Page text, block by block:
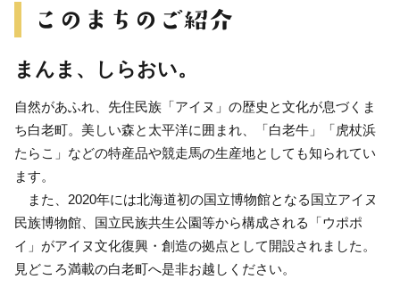
まんま、しらおい。
自然があふれ、先住民族「アイヌ」の歴史と文化が息づくま
ち白老町。美しい森と太平洋に囲まれ、「白老牛」「虎杖浜
たらこ」などの特産品や競走馬の生産地としても知られてい
ます。
また、2020年には北海道初の国立博物館となる国立アイヌ
民族博物館、国立民族共生公園等から構成される「ウポポ
イ」がアイヌ文化復興・創造の拠点として開設されました。
見どころ満載の白老町へ是非お越しください。